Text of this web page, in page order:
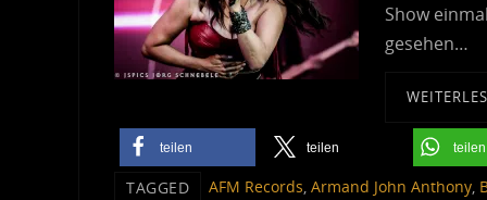
Show
gesehen…
teilen teilen teilen
TAGGED AFM Records, Armand John Anthony,